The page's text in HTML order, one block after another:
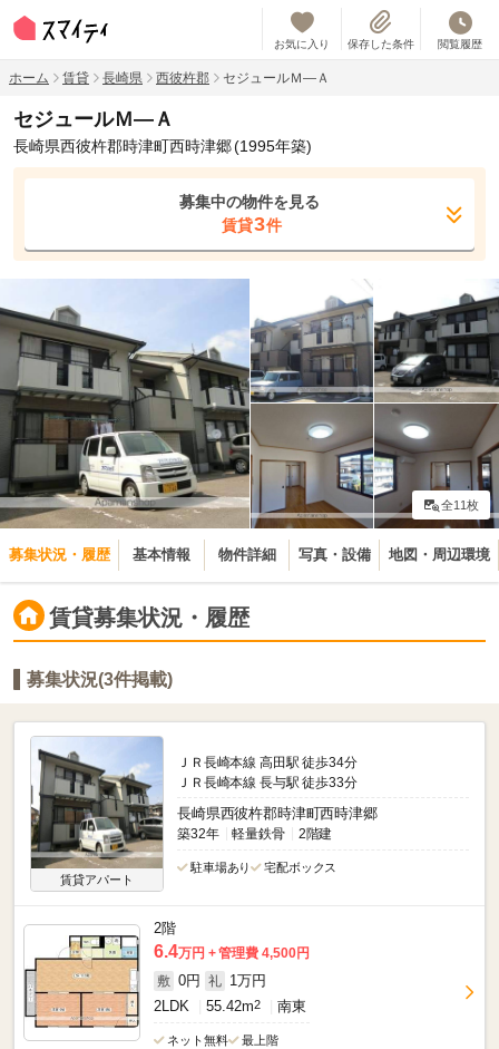
お気に入り 保存した条件 閲覧履歴
ホーム 賃貸 長崎県 西彼杵郡 セジュールＭ―Ａ
セジュールＭ―Ａ
長崎県西彼杵郡時津町西時津郷(1995年築)
募集中の物件を見る
賃貸3件
全11枚
募集状況・履歴 基本情報 物件詳細 写真・設備 地図・周辺環境
賃貸募集状況・履歴
募集状況(3件掲載)
賃貸アパート
ＪＲ長崎本線 高田駅 徒歩34分
ＪＲ長崎本線 長与駅 徒歩33分
長崎県西彼杵郡時津町西時津郷
築32年 軽量鉄骨 2階建
駐車場あり 宅配ボックス
2階
6.4万円
管理費 4,500円
敷 0円 礼 1万円
2LDK
55.42m2 南東
ネット無料 最上階